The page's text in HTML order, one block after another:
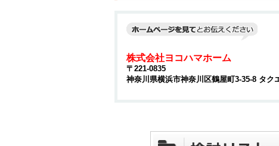
株式会社ヨコハマホーム
〒221-0835
神奈川県横浜市神奈川区鶴屋町3-35-8 タク